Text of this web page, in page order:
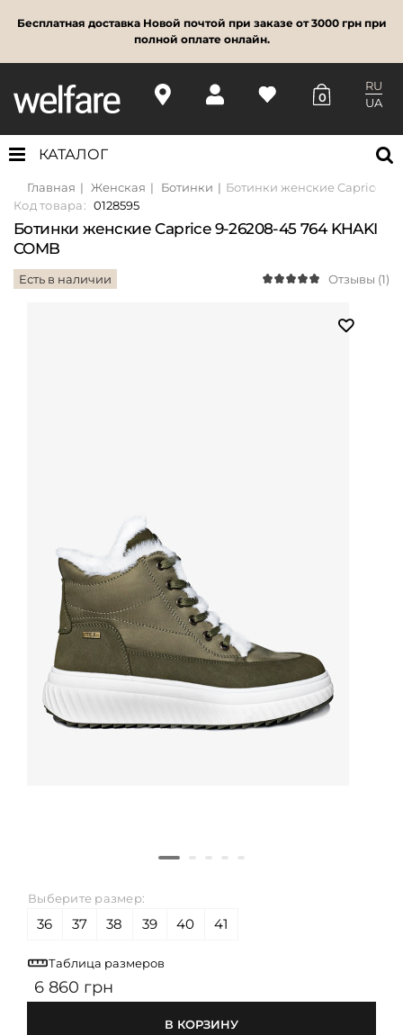
Бесплатная доставка Новой почтой при заказе от 3000 грн при
полной оплате онлайн.
0
RU
UA
КАТАЛОГ
Главная Женская Ботинки
Ботинки женские Caprice 9-
Код товара: 0128595
Ботинки женские Caprice 9-26208-45 764 KHAKI
COMB
Есть в наличии Отзывы (1)
Выберите размер:
36 37 38 39 40 41
Таблица размеров
6 860 грн
В КОРЗИНУ